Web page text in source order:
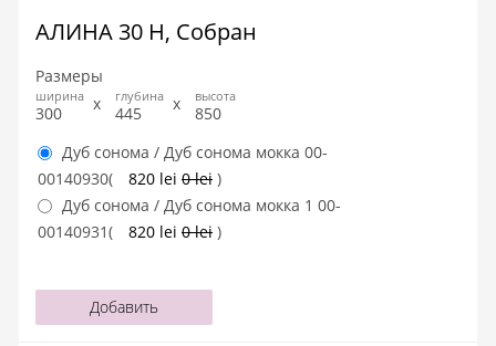
АЛИНА 30 Н, Собран
Размеры
ширина
300
глубина
445
высота
850
Дуб сонома / Дуб сонома мокка 00-
00140930( 820 lei 0 lei )
Дуб сонома / Дуб сонома мокка 1 00-
00140931( 820 lei 0 lei )
Добавить